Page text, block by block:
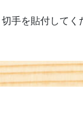
手を貼付してく